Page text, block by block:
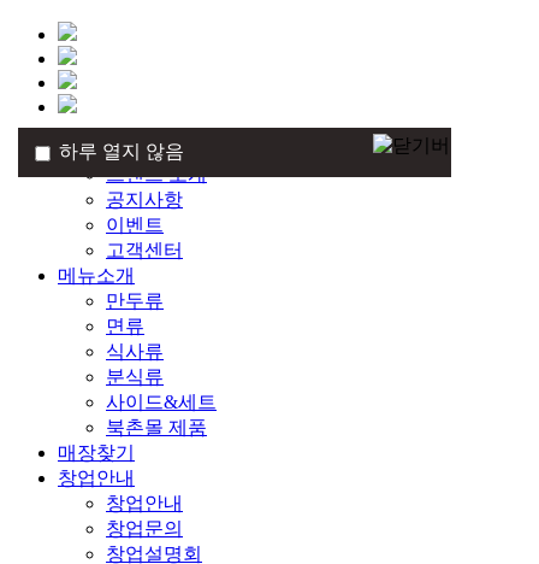
브랜드
브랜드 소개
공지사항
이벤트
고객센터
메뉴소개
만두류
면류
식사류
분식류
사이드&세트
북촌몰 제품
매장찾기
창업안내
창업안내
창업문의
창업설명회
하루 열지 않음
하루 열지 않음